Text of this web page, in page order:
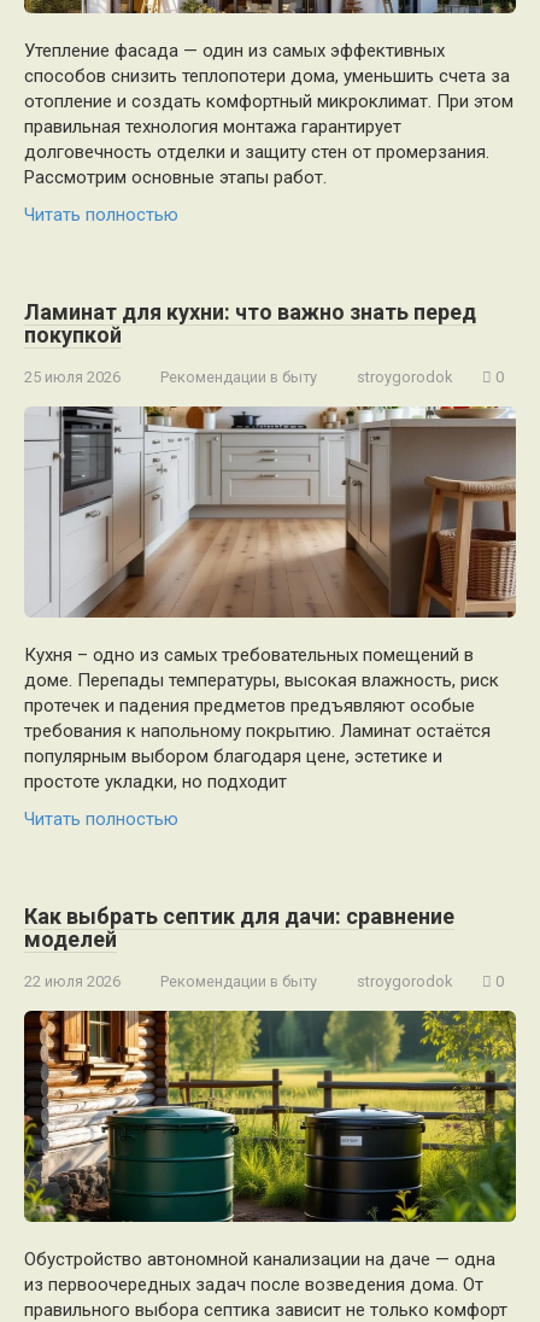
Утепление фасада — один из самых эффективных
способов снизить теплопотери дома, уменьшить счета за
отопление и создать комфортный микроклимат. При этом
правильная технология монтажа гарантирует
долговечность отделки и защиту стен от промерзания.
Рассмотрим основные этапы работ.
Читать полностью
Ламинат для кухни: что важно знать перед
покупкой
25 июля 2026 Рекомендации в быту stroygorodok 0
Кухня – одно из самых требовательных помещений в
доме. Перепады температуры, высокая влажность, риск
протечек и падения предметов предъявляют особые
требования к напольному покрытию. Ламинат остаётся
популярным выбором благодаря цене, эстетике и
простоте укладки, но подходит
Читать полностью
Как выбрать септик для дачи: сравнение
моделей
22 июля 2026 Рекомендации в быту stroygorodok 0
Обустройство автономной канализации на даче — одна
из первоочередных задач после возведения дома. От
правильного выбора септика зависит не только комфорт